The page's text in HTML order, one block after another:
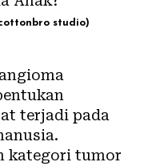
studio)
terjadi pada
kategori tumor